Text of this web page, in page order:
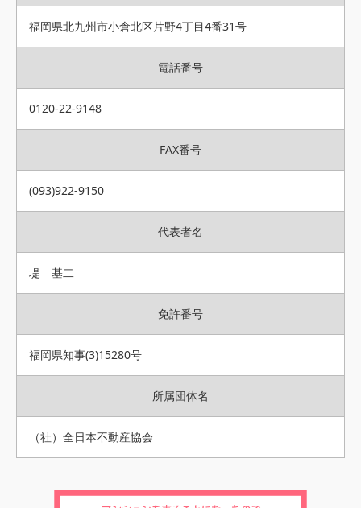
福岡県北九州市小倉北区片野4丁目4番31号
電話番号
0120-22-9148
FAX番号
(093)922-9150
代表者名
堤 基二
免許番号
福岡県知事(3)15280号
所属団体名
（社）全日本不動産協会